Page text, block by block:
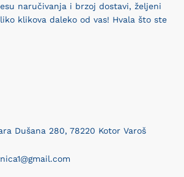
naručivanja i brzoj dostavi, željeni
klikova daleko od vas! Hvala što ste
Dušana 280, 78220 Kotor Varoš